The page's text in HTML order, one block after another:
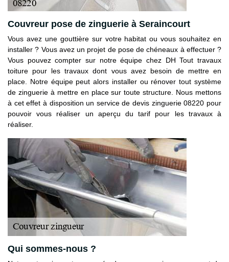
Couvreur pose de zinguerie à Seraincourt
Vous avez une gouttière sur votre habitat ou vous souhaitez en
installer ? Vous avez un projet de pose de chéneaux à effectuer ?
Vous pouvez compter sur notre équipe chez DH Tout travaux
toiture pour les travaux dont vous avez besoin de mettre en
place. Notre équipe peut alors installer ou rénover tout système
de zinguerie à mettre en place sur toute structure. Nous mettons
à cet effet à disposition un service de devis zinguerie 08220 pour
pouvoir vous réaliser un aperçu du tarif pour les travaux à
réaliser.
Qui sommes-nous ?